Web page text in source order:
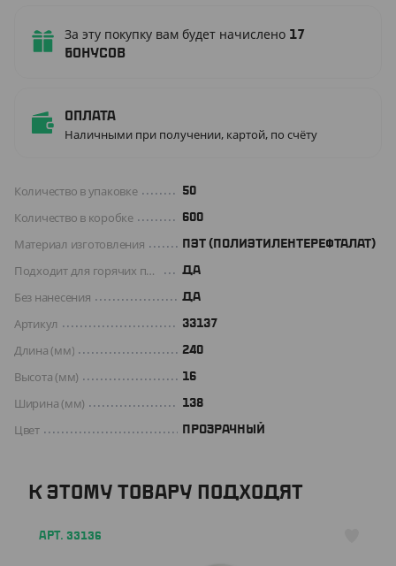
За эту покупку вам будет начислено 17
бонусов
Оплата
Наличными при получении, картой, по счёту
Количество в упаковке 50
Количество в коробке 600
Материал изготовления ПЭТ (ПОЛИЭТИЛЕНТЕРЕФТАЛАТ)
Подходит для горячих продуктов ДА
Без нанесения ДА
Артикул 33137
Длина (мм) 240
Высота (мм) 16
Ширина (мм) 138
Цвет ПРОЗРАЧНЫЙ
К ЭТОМУ ТОВАРУ ПОДХОДЯТ
АРТ. 33136